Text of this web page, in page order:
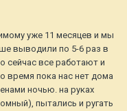
уже 11 месяцев и мы
выводили по 5-6 раз в
сейчас все работают и
время пока нас нет дома
ночью. на руках
пытались и ругать